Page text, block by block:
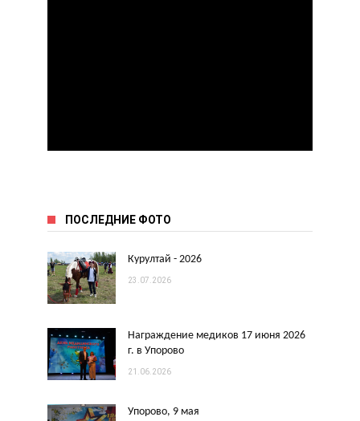
ПОСЛЕДНИЕ ФОТО
Курултай - 2026
23.07.2026
Награждение медиков 17 июня 2026
г. в Упорово
21.06.2026
Упорово, 9 мая